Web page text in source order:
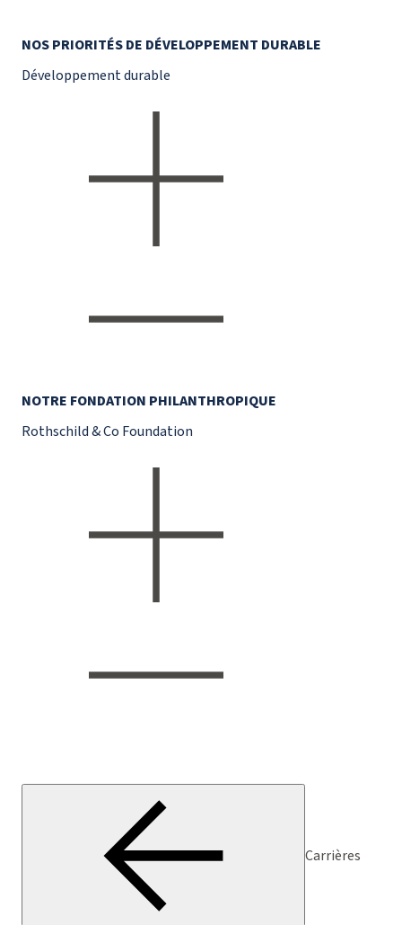
NOS PRIORITÉS DE DÉVELOPPEMENT DURABLE
Développement durable
NOTRE FONDATION PHILANTHROPIQUE
Rothschild & Co Foundation
Carrières